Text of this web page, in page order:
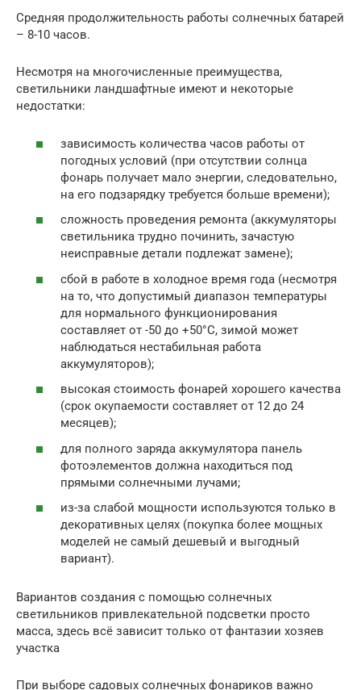
Средняя продолжительность работы солнечных батарей
– 8-10 часов.
Несмотря на многочисленные преимущества,
светильники ландшафтные имеют и некоторые
недостатки:
зависимость количества часов работы от
погодных условий (при отсутствии солнца
фонарь получает мало энергии, следовательно,
на его подзарядку требуется больше времени);
сложность проведения ремонта (аккумуляторы
светильника трудно починить, зачастую
неисправные детали подлежат замене);
сбой в работе в холодное время года (несмотря
на то, что допустимый диапазон температуры
для нормального функционирования
составляет от -50 до +50°С, зимой может
наблюдаться нестабильная работа
аккумуляторов);
высокая стоимость фонарей хорошего качества
(срок окупаемости составляет от 12 до 24
месяцев);
для полного заряда аккумулятора панель
фотоэлементов должна находиться под
прямыми солнечными лучами;
из-за слабой мощности используются только в
декоративных целях (покупка более мощных
моделей не самый дешевый и выгодный
вариант).
Вариантов создания с помощью солнечных
светильников привлекательной подсветки просто
масса, здесь всё зависит только от фантазии хозяев
участка
При выборе садовых солнечных фонариков важно